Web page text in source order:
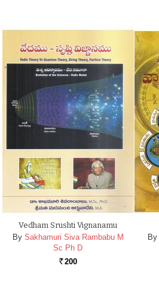
Vedham Srushti Vignanamu
By Sakhamuri Siva Rambabu M
Sc Ph D
Rs. 200
By